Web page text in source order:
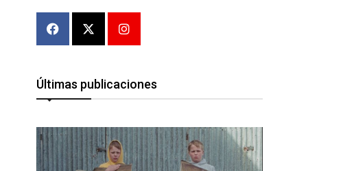
Últimas publicaciones